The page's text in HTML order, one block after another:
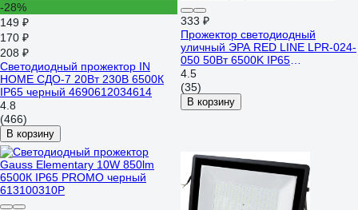
-28%
149 ₽
170 ₽
208 ₽
Светодиодный прожектор IN
HOME СДО-7 20Вт 230В 6500К
IP65 черный 4690612034614
4.8
(466)
В корзину
333 ₽
Прожектор светодиодный
уличный ЭРА RED LINE LPR-024-
050 50Вт 6500K IP65
влагозащищенный Б0059614
4.5
(35)
В корзину